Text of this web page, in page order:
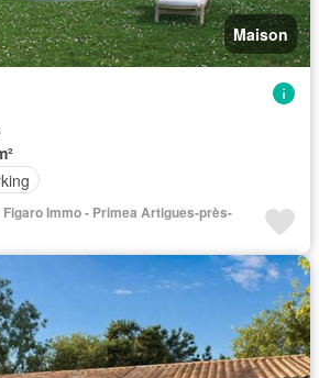
Maison
Immo - Primea Artigues-près-